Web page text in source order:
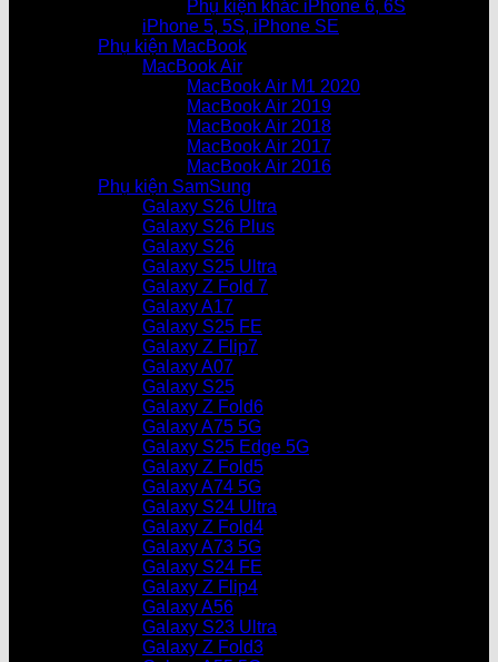
Phụ kiện khác iPhone 6, 6S
iPhone 5, 5S, iPhone SE
Phụ kiện MacBook
MacBook Air
MacBook Air M1 2020
MacBook Air 2019
MacBook Air 2018
MacBook Air 2017
MacBook Air 2016
Phụ kiện SamSung
Galaxy S26 Ultra
Galaxy S26 Plus
Galaxy S26
Galaxy S25 Ultra
Galaxy Z Fold 7
Galaxy A17
Galaxy S25 FE
Galaxy Z Flip7
Galaxy A07
Galaxy S25
Galaxy Z Fold6
Galaxy A75 5G
Galaxy S25 Edge 5G
Galaxy Z Fold5
Galaxy A74 5G
Galaxy S24 Ultra
Galaxy Z Fold4
Galaxy A73 5G
Galaxy S24 FE
Galaxy Z Flip4
Galaxy A56
Galaxy S23 Ultra
Galaxy Z Fold3